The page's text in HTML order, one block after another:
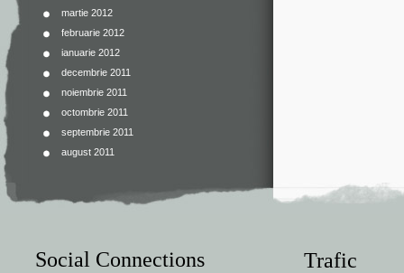
martie 2012
februarie 2012
ianuarie 2012
decembrie 2011
noiembrie 2011
octombrie 2011
septembrie 2011
august 2011
Social Connections Trafic